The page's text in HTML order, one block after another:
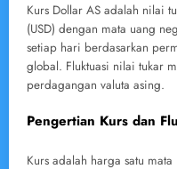
Kurs Dollar AS adalah nilai
(USD) dengan mata uang
setiap hari berdasarkan
global. Fluktuasi nilai tukar
perdagangan valuta asing.
Pengertian Kurs dan
Kurs adalah harga satu